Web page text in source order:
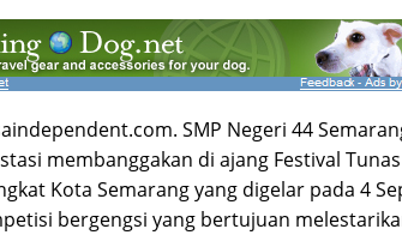
SMP Negeri 44
membanggakan di ajang Festival
Kota Semarang yang digelar pada 4
bergengsi yang bertujuan